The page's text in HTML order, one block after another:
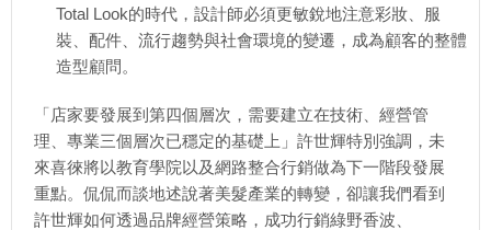
Total Look的時代，設計師必須更敏銳地注意彩妝、服
裝、配件、流行趨勢與社會環境的變遷，成為顧客的整體
造型顧問。
「店家要發展到第四個層次，需要建立在技術、經營管
理、專業三個層次已穩定的基礎上」許世輝特別強調，未
來喜徠將以教育學院以及網路整合行銷做為下一階段發展
重點。侃侃而談地述說著美髮產業的轉變，卻讓我們看到
許世輝如何透過品牌經營策略，成功行銷綠野香波、